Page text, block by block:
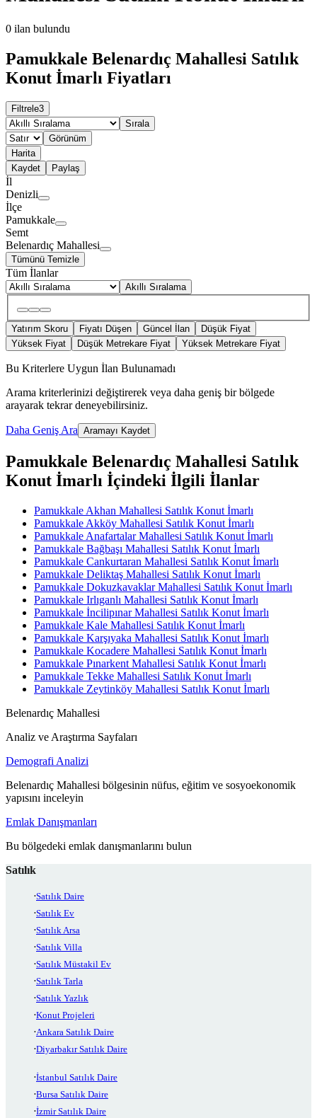
0 ilan bulundu
Pamukkale Belenardıç Mahallesi Satılık
Konut İmarlı Fiyatları
Filtrele3
Sırala
Görünüm
Harita
Kaydet
Paylaş
İl
Denizli
İlçe
Pamukkale
Semt
Belenardıç Mahallesi
Tümünü Temizle
Tüm İlanlar
Akıllı Sıralama
Yatırım Skoru Fiyatı Düşen Güncel İlan
Düşük Fiyat
Yüksek Fiyat
Düşük Metrekare Fiyat Yüksek Metrekare Fiyat
Bu Kriterlere Uygun İlan Bulunamadı
Arama kriterlerinizi değiştirerek veya daha geniş bir bölgede
arayarak tekrar deneyebilirsiniz.
Daha Geniş Ara Aramayı Kaydet
Pamukkale Belenardıç Mahallesi Satılık
Konut İmarlı İçindeki İlgili İlanlar
Pamukkale Akhan Mahallesi Satılık Konut İmarlı
Pamukkale Akköy Mahallesi Satılık Konut İmarlı
Pamukkale Anafartalar Mahallesi Satılık Konut İmarlı
Pamukkale Bağbaşı Mahallesi Satılık Konut İmarlı
Pamukkale Cankurtaran Mahallesi Satılık Konut İmarlı
Pamukkale Deliktaş Mahallesi Satılık Konut İmarlı
Pamukkale Dokuzkavaklar Mahallesi Satılık Konut İmarlı
Pamukkale Irlıganlı Mahallesi Satılık Konut İmarlı
Pamukkale İncilipınar Mahallesi Satılık Konut İmarlı
Pamukkale Kale Mahallesi Satılık Konut İmarlı
Pamukkale Karşıyaka Mahallesi Satılık Konut İmarlı
Pamukkale Kocadere Mahallesi Satılık Konut İmarlı
Pamukkale Pınarkent Mahallesi Satılık Konut İmarlı
Pamukkale Tekke Mahallesi Satılık Konut İmarlı
Pamukkale Zeytinköy Mahallesi Satılık Konut İmarlı
Belenardıç Mahallesi
Analiz ve Araştırma Sayfaları
Demografi Analizi
Belenardıç Mahallesi bölgesinin nüfus, eğitim ve sosyoekonomik
yapısını inceleyin
Emlak Danışmanları
Bu bölgedeki emlak danışmanlarını bulun
Satılık
Satılık Daire
Satılık Ev
Satılık Arsa
Satılık Villa
Satılık Müstakil Ev
Satılık Tarla
Satılık Yazlık
Konut Projeleri
Ankara Satılık Daire
Diyarbakır Satılık Daire
İstanbul Satılık Daire
Bursa Satılık Daire
İzmir Satılık Daire